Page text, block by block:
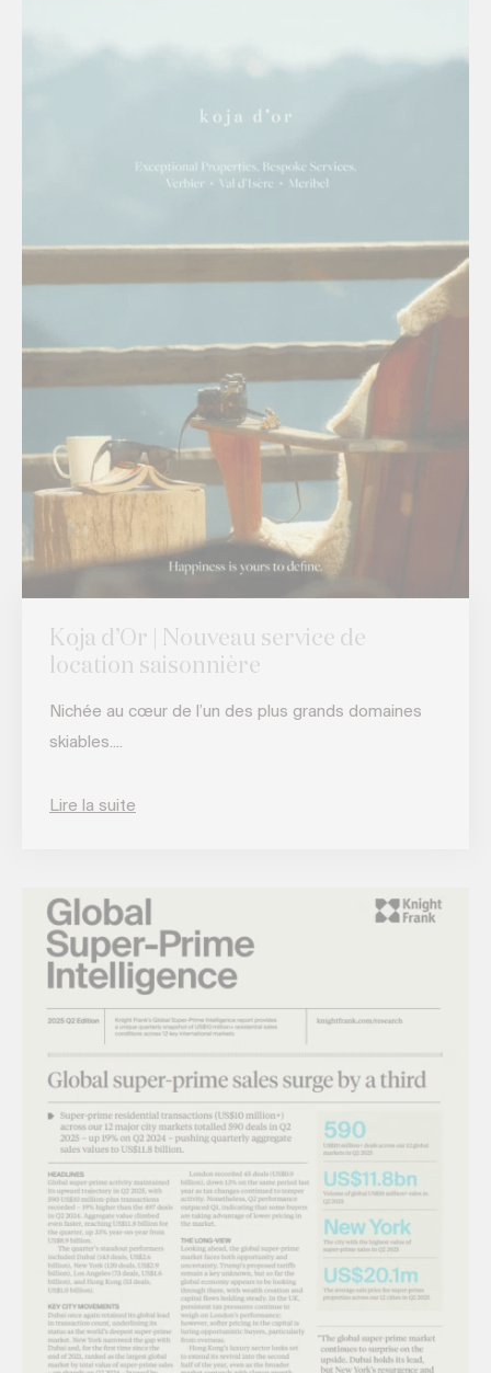
Koja d’Or | Nouveau service de
location saisonnière
Nichée au cœur de l’un des plus grands domaines
skiables....
Lire la suite